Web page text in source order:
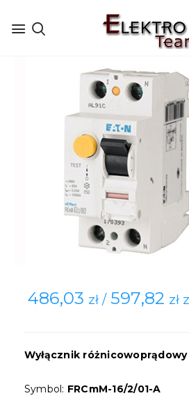
486,03 zł / 597,82 zł
Wyłącznik różnicowoprądowy
Symbol: FRCmM-16/2/01-A